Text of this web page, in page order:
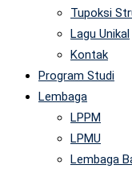
Tupoksi
Lagu Unikal
Kontak
Program Studi
Lembaga
LPPM
LPMU
Lembaga